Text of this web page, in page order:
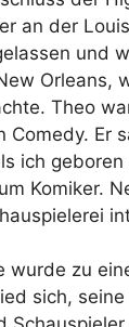
an der
und
Orleans,
Theo
Comedy. Er
ich
Komiker.
wurde zu
sich, seine